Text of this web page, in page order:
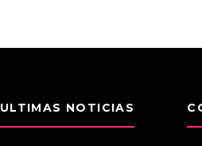
ULTIMAS NOTICIAS